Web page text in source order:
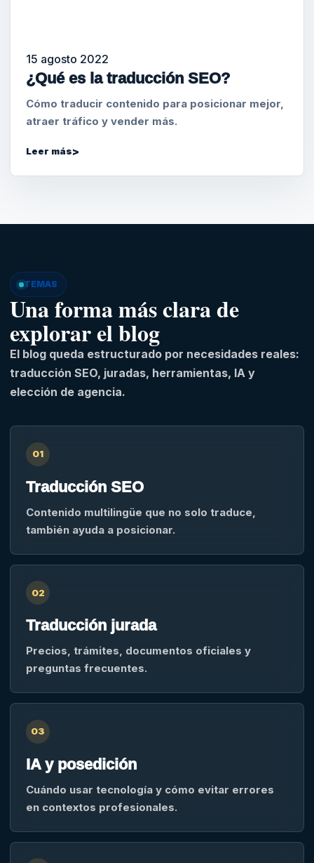
15 agosto 2022
¿Qué es la traducción SEO?
Cómo traducir contenido para posicionar mejor,
atraer tráfico y vender más.
Leer más
TEMAS
Una forma más clara de
explorar el blog
El blog queda estructurado por necesidades reales:
traducción SEO, juradas, herramientas, IA y
elección de agencia.
01
Traducción SEO
Contenido multilingüe que no solo traduce,
también ayuda a posicionar.
02
Traducción jurada
Precios, trámites, documentos oficiales y
preguntas frecuentes.
03
IA y posedición
Cuándo usar tecnología y cómo evitar errores
en contextos profesionales.